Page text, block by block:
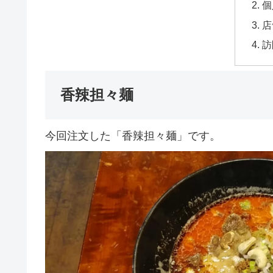
香辣担々麺
今回注文した「香辣担々麺」です。